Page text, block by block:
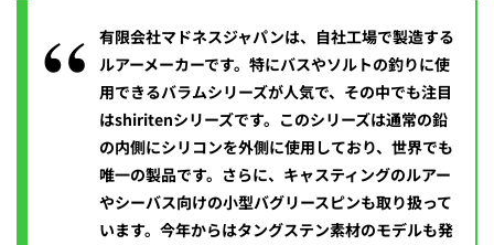
有限会社マドネスジャパンは、自社工場で製造する
ルアーメーカーです。特にバスやソルトの釣りに使
用できるバラムシリーズが人気で、その中でも注目
はshiritenシリーズです。このシリーズは通常の鉛
の内側にシリコンを外側に使用しており、世界でも
唯一の製品です。さらに、キャスティングのルアー
やシーバス向けの小型バグリースピンも取り扱って
います。今年からはタングステン素材のモデルも発